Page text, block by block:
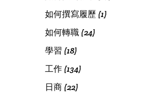
如何撰寫履歷 (1)
如何轉職 (24)
學習 (18)
工作 (134)
日商 (22)